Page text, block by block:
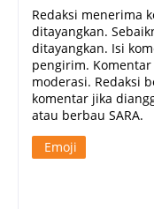
Redaksi menerima
ditayangkan.
ditayangkan. Isi
pengirim.
moderasi. Redaksi
komentar jika
atau berbau SARA.
Emoji